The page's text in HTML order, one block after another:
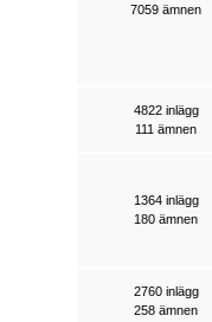
7059 ämnen
4822 inlägg
111 ämnen
1364 inlägg
180 ämnen
2760 inlägg
258 ämnen